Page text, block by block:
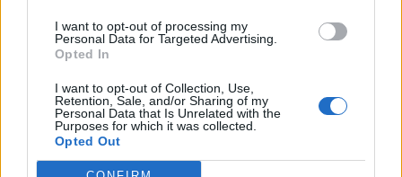
I want to opt-out of processing my
Personal Data for Targeted Advertising.
Opted In
I want to opt-out of Collection, Use,
Retention, Sale, and/or Sharing of my
Personal Data that Is Unrelated with the
Purposes for which it was collected.
Opted Out
Noticias y actualidad sobre Días
Internacionales
Onomástica. Todos los santos
Semanas Internacionales
Años Internacionales
Qué se celebra el día de mi cumpleaños